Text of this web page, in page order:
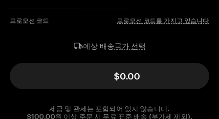
프로모션 코드 프로모션 코드를 가지고 있습니다
예상 배송국가 선택
$0.00
세금 및 관세는 포함되어 있지 않습니다.
$100.00원 이상 주문 시 무료 표준 배송 (부가세 제외).